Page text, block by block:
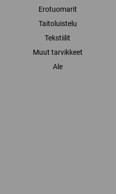
Erotuomarit
Taitoluistelu
Tekstiilit
Muut tarvikkeet
Ale